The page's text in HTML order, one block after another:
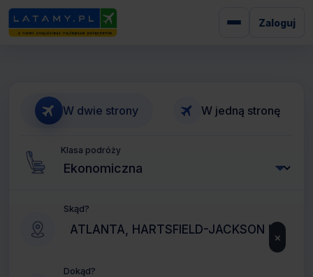
Zaloguj
W dwie strony W jedną stronę
Klasa podróży
Skąd?
×
Dokąd?